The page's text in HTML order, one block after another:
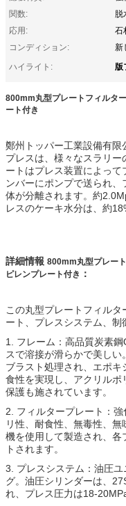
関数:
脱
応用:
石
コンディション:
新
ハイライト:
版
800mm丸型プレートフィルタ
ート付き
鄭州トッパー工業設備有限
プレスは、様々なスラリ
ートはプレス装置によっ
ンバーにポンプで送られ
体が分離されます。約
レスのケーキ水分は、約
詳細情報 800mm丸型プレー
ピレンプレート付き ：
この丸型プレートフィル
ート、プレスシステム、制
1. フレーム：高品質炭素
スで溶接が滑らかで美し
ブラスト処理され、エポ
食性を実現し、アクリルポ
保護も施されています。
2. フィルタープレート：
リ性、耐食性、無毒性、
機を使用して製造され、各
トされます。
3. プレスシステム：油圧
グ。油圧シリンダーは、
れ、プレス圧力は18-